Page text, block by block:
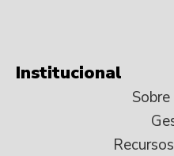
Institucional